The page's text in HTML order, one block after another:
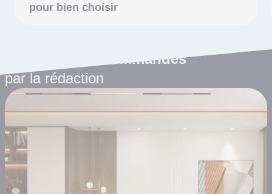
pour bien choisir
Les articles recommandés
par la rédaction